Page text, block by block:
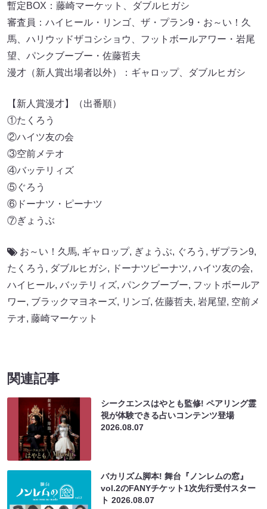
暫定BOX：藤崎マーケット、ダブルヒガシ
審査員：ハイヒール・リンゴ、ザ・プラン9・お～い！久
馬、ハリウッドザコシショウ、フットボールアワー・岩尾
望、パンクブーブー・佐藤哲夫
漫才（新人賞出場者以外）：ギャロップ、ダブルヒガシ
【新人賞漫才】（出番順）
①たくろう
②ハイツ友の会
③空前メテオ
④バッテリィズ
⑤ぐろう
⑥ドーナツ・ピーナツ
⑦ぎょうぶ
お～い！久馬, ギャロップ, ぎょうぶ, ぐろう , ザプラン9,
たくろう , ダブルヒガシ, ドーナツピーナツ, ハイツ友の会,
ハイヒール, バッテリィズ, パンクブーブー, フットボールア
ワー, ブラックマヨネーズ, リンゴ, 佐藤哲夫, 岩尾望, 空前メ
テオ, 藤崎マーケット
関連記事
シークエンスはやとも監修! ペアリング霊
視が体験できる占いコンテンツ登場
2026.08.07
バカリズム脚本! 舞台『ノンレムの窓』
vol.2のFANYチケット1次先行受付スター
ト2026.08.07